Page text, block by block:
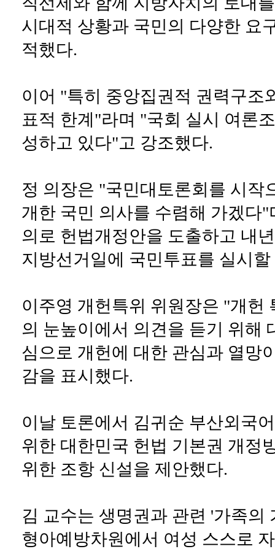
시대적 상황과 국민의 다양한 요
적했다.
이어 "특히 중앙집권적 권력구조
표적 한계"라며 "국회 실시 여론
성하고 있다"고 강조했다.
정 의장은 "국민대토론회를 시작
개한 국민 의사를 수렴해 가겠다
의로 헌법개정안을 도출하고 내
지방선거일에 국민투표를 실시
이주영 개헌특위 위원장은 "개헌
의 눈높이에서 의견을 듣기 위해
심으로 개헌에 대한 관심과 열망
감을 표시했다.
이날 토론에서 김귀순 부산외국
위한 대한민국 헌법 기본권 개정
위한 조항 신설을 제안했다.
김 교수는 생명권과 관련 '가족의
형아예방차원에서 여성 스스로